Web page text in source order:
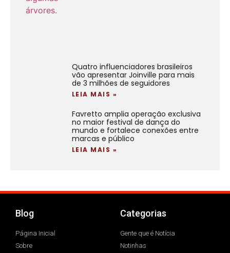
Quatro influenciadores brasileiros
vão apresentar Joinville para mais
de 3 milhões de seguidores
LEIA MAIS »
Favretto amplia operação exclusiva
no maior festival de dança do
mundo e fortalece conexões entre
marcas e público
LEIA MAIS »
Blog
Página Inicial
Sobre
Categorias
Gente que é Notícia
Notinhas